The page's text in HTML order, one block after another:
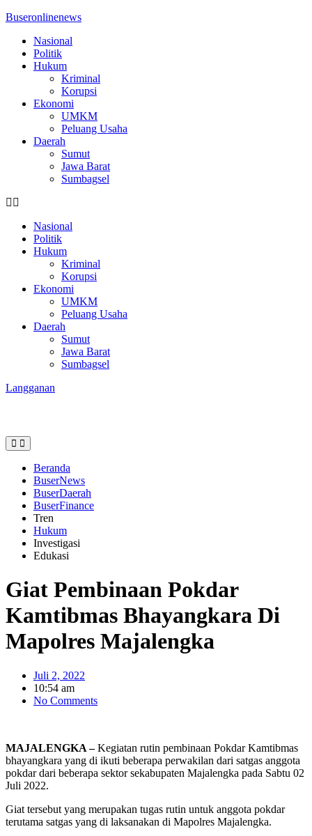
Buseronlinenews
Nasional
Politik
Hukum
Kriminal
Korupsi
Ekonomi
UMKM
Peluang Usaha
Daerah
Sumut
Jawa Barat
Sumbagsel
Nasional
Politik
Hukum
Kriminal
Korupsi
Ekonomi
UMKM
Peluang Usaha
Daerah
Sumut
Jawa Barat
Sumbagsel
Langganan
Beranda
BuserNews
BuserDaerah
BuserFinance
Tren
Hukum
Investigasi
Edukasi
Giat Pembinaan Pokdar
Kamtibmas Bhayangkara Di
Mapolres Majalengka
Juli 2, 2022
10:54 am
No Comments
MAJALENGKA –Kegiatan rutin pembinaan Pokdar Kamtibmas
bhayangkara yang di ikuti beberapa perwakilan dari satgas anggota
pokdar dari beberapa sektor sekabupaten Majalengka pada Sabtu 02
Juli 2022.
Giat tersebut yang merupakan tugas rutin untuk anggota pokdar
terutama satgas yang di laksanakan di Mapolres Majalengka.